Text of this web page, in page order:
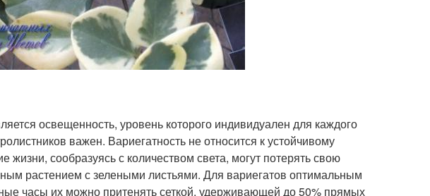
освещенность, уровень которого индивидуален для каждого
важен. Вариегатность не относится к устойчивому
жизни, сообразуясь с количеством света, могут потерять свою
растением с зелеными листьями. Для вариегатов оптимальным
часы их можно притенять сеткой, удерживающей до 50% прямых